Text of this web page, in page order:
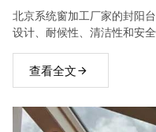
北京系统窗加工厂家的封阳
设计、耐候性、清洁性和安
体验。
查看全文